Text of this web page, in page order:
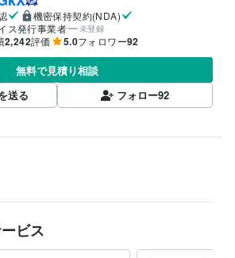
機密保持契約(NDA)
ス発行事業者
未登録
2,242評価 5.0フォロワー92
無料で見積り相談
送る
フォロー92
ビス